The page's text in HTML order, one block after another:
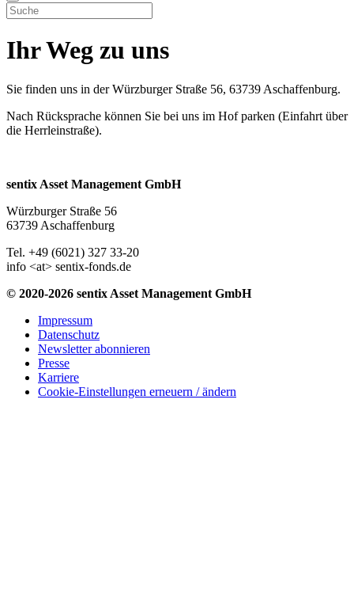
Ihr Weg zu uns
Sie finden uns in der Würzburger Straße 56, 63739 Aschaffenburg.
Nach Rücksprache können Sie bei uns im Hof parken (Einfahrt über
die Herrleinstraße).
sentix Asset Management GmbH
Würzburger Straße 56
63739 Aschaffenburg
Tel. +49 (6021) 327 33-20
info <at> sentix-fonds.de
© 2020-2026 sentix Asset Management GmbH
Impressum
Datenschutz
Newsletter abonnieren
Presse
Karriere
Cookie-Einstellungen erneuern / ändern